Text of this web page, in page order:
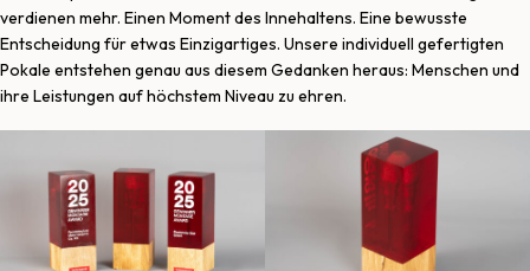
verdienen mehr. Einen Moment des Innehaltens. Eine bewusste
Entscheidung für etwas Einzigartiges. Unsere individuell gefertigten
Pokale entstehen genau aus diesem Gedanken heraus: Menschen und
ihre Leistungen auf höchstem Niveau zu ehren.